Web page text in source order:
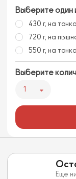
Выберите один
430 г, на
720 г, на
550 г, на
Выберите
1
Еще